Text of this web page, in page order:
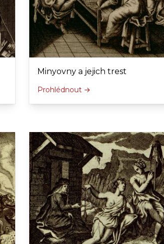
Minyovny a jejich trest
Prohlédnout →